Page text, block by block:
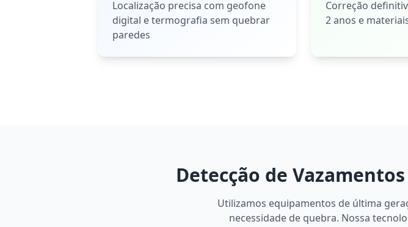
Localização precisa com geofone
digital e termografia sem quebrar
paredes
Correção
2 anos e
Detecção de
Utilizamos equipamentos de última
necessidade de quebra. Nossa